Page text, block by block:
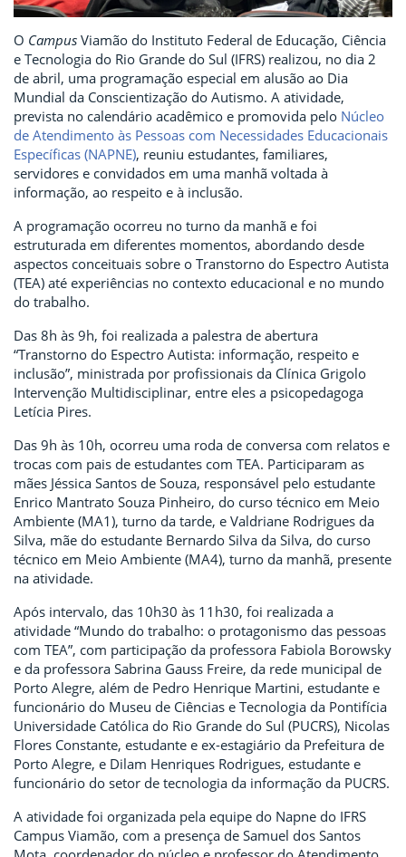
O Campus Viamão do Instituto Federal de Educação, Ciência
e Tecnologia do Rio Grande do Sul (IFRS) realizou, no dia 2
de abril, uma programação especial em alusão ao Dia
Mundial da Conscientização do Autismo. A atividade,
prevista no calendário acadêmico e promovida pelo Núcleo
de Atendimento às Pessoas com Necessidades Educacionais
Específicas (NAPNE), reuniu estudantes, familiares,
servidores e convidados em uma manhã voltada à
informação, ao respeito e à inclusão.
A programação ocorreu no turno da manhã e foi
estruturada em diferentes momentos, abordando desde
aspectos conceituais sobre o Transtorno do Espectro Autista
(TEA) até experiências no contexto educacional e no mundo
do trabalho.
Das 8h às 9h, foi realizada a palestra de abertura
“Transtorno do Espectro Autista: informação, respeito e
inclusão”, ministrada por profissionais da Clínica Grigolo
Intervenção Multidisciplinar, entre eles a psicopedagoga
Letícia Pires.
Das 9h às 10h, ocorreu uma roda de conversa com relatos e
trocas com pais de estudantes com TEA. Participaram as
mães Jéssica Santos de Souza, responsável pelo estudante
Enrico Mantrato Souza Pinheiro, do curso técnico em Meio
Ambiente (MA1), turno da tarde, e Valdriane Rodrigues da
Silva, mãe do estudante Bernardo Silva da Silva, do curso
técnico em Meio Ambiente (MA4), turno da manhã, presente
na atividade.
Após intervalo, das 10h30 às 11h30, foi realizada a
atividade “Mundo do trabalho: o protagonismo das pessoas
com TEA”, com participação da professora Fabiola Borowsky
e da professora Sabrina Gauss Freire, da rede municipal de
Porto Alegre, além de Pedro Henrique Martini, estudante e
funcionário do Museu de Ciências e Tecnologia da Pontifícia
Universidade Católica do Rio Grande do Sul (PUCRS), Nicolas
Flores Constante, estudante e ex-estagiário da Prefeitura de
Porto Alegre, e Dilam Henriques Rodrigues, estudante e
funcionário do setor de tecnologia da informação da PUCRS.
A atividade foi organizada pela equipe do Napne do IFRS
Campus Viamão, com a presença de Samuel dos Santos